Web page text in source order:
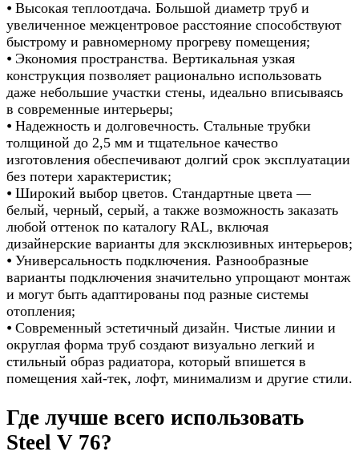
⦁ Высокая теплоотдача. Большой диаметр труб и
увеличенное межцентровое расстояние способствуют
быстрому и равномерному прогреву помещения;
⦁ Экономия пространства. Вертикальная узкая
конструкция позволяет рационально использовать
даже небольшие участки стены, идеально вписываясь
в современные интерьеры;
⦁ Надежность и долговечность. Стальные трубки
толщиной до 2,5 мм и тщательное качество
изготовления обеспечивают долгий срок эксплуатации
без потери характеристик;
⦁ Широкий выбор цветов. Стандартные цвета —
белый, черный, серый, а также возможность заказать
любой оттенок по каталогу RAL, включая
дизайнерские варианты для эксклюзивных интерьеров;
⦁ Универсальность подключения. Разнообразные
варианты подключения значительно упрощают монтаж
и могут быть адаптированы под разные системы
отопления;
⦁ Современный эстетичный дизайн. Чистые линии и
округлая форма труб создают визуально легкий и
стильный образ радиатора, который впишется в
помещения хай-тек, лофт, минимализм и другие стили.
Где лучше всего использовать
Steel V 76?